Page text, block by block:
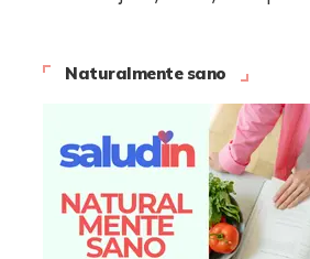
Naturalmente sano